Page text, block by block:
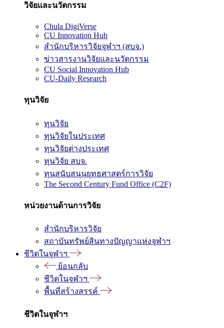
วิจัยและนวัตกรรม
Chula DigiVerse
CU Innovation Hub
สำนักบริหารวิจัยจุฬาฯ (สบจ.)
ข่าวสารงานวิจัยและนวัตกรรม
CU Social Innovation Hub
CU-Daily Research
ทุนวิจัย
ทุนวิจัย
ทุนวิจัยในประเทศ
ทุนวิจัยต่างประเทศ
ทุนวิจัย สบจ.
ทุนสนับสนุนยุทธศาสตร์การวิจัย
The Second Century Fund Office (C2F)
หน่วยงานด้านการวิจัย
สำนักบริหารวิจัย
สถาบันทรัพย์สินทางปัญญาแห่งจุฬาฯ
ชีวิตในจุฬาฯ
ย้อนกลับ
ชีวิตในจุฬาฯ
พื้นที่สร้างสรรค์
ชีวิตในจุฬาฯ